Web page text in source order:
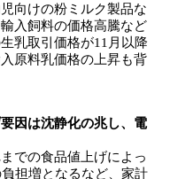
向けの粉ミルク製品な
入飼料の価格高騰など
乳取引価格が11月以降
原料乳価格の上昇も背
因は沈静化の兆し、電
での食品値上げによっ
担増となるなど、家計